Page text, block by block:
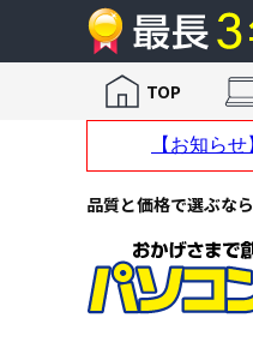
品質と価格で選ぶな
TOP